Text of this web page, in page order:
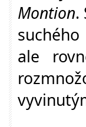
Montion.
ale